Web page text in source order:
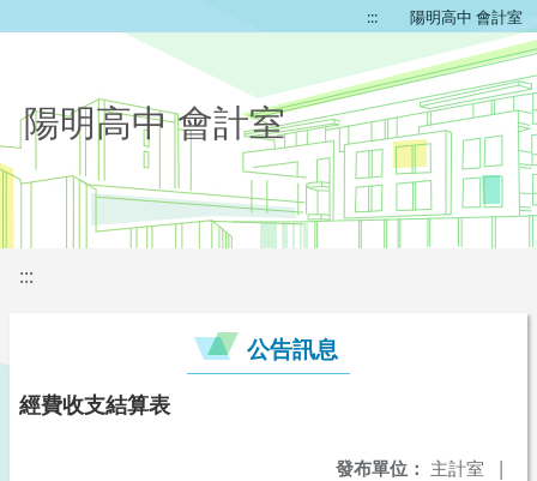
::: 陽明高中 會計室
陽明高中 會計室
:::
公告訊息
經費收支結算表
發布單位： 主計室 |